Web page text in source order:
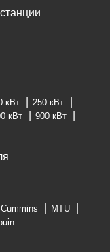
кВт
250 кВт
кВт
900 кВт
Cummins
MTU